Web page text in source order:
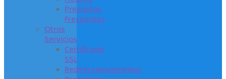
Preguntas
Frecuentes
Otros
Servicios
Certificado
SSL
Redireccionamientos